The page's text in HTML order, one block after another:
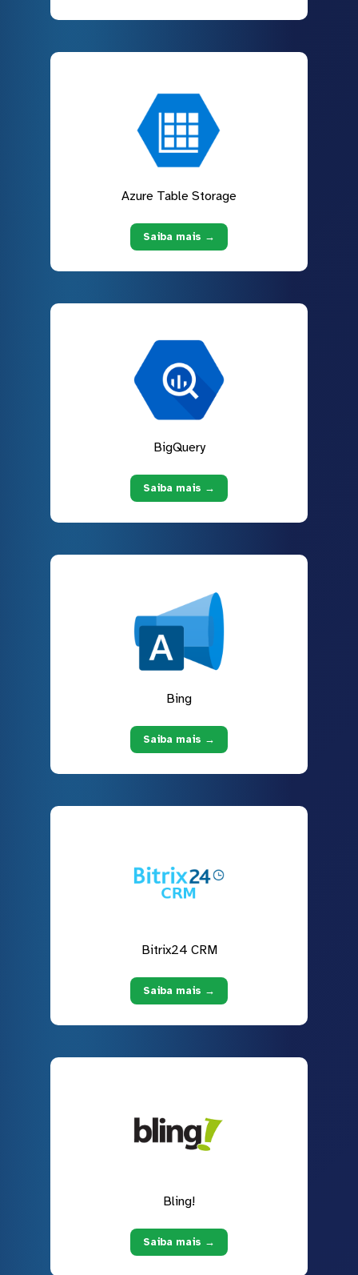
Azure Table Storage
Saiba mais →
BigQuery
Saiba mais →
Bing
Saiba mais →
Bitrix24 CRM
Saiba mais →
Bling!
Saiba mais →